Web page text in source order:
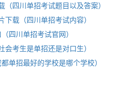
四川单招考试题目以及答案）
载（四川单招考试内容）
四川单招考试官网）
考生是单招还是对口生）
单招最好的学校是哪个学校）